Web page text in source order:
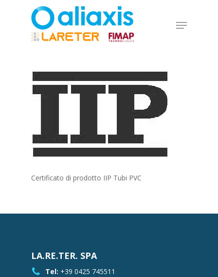
Menu
Certificato di prodotto IIP Tubi PVC
LA.RE.TER. SPA
Tel: +39 0425 745511